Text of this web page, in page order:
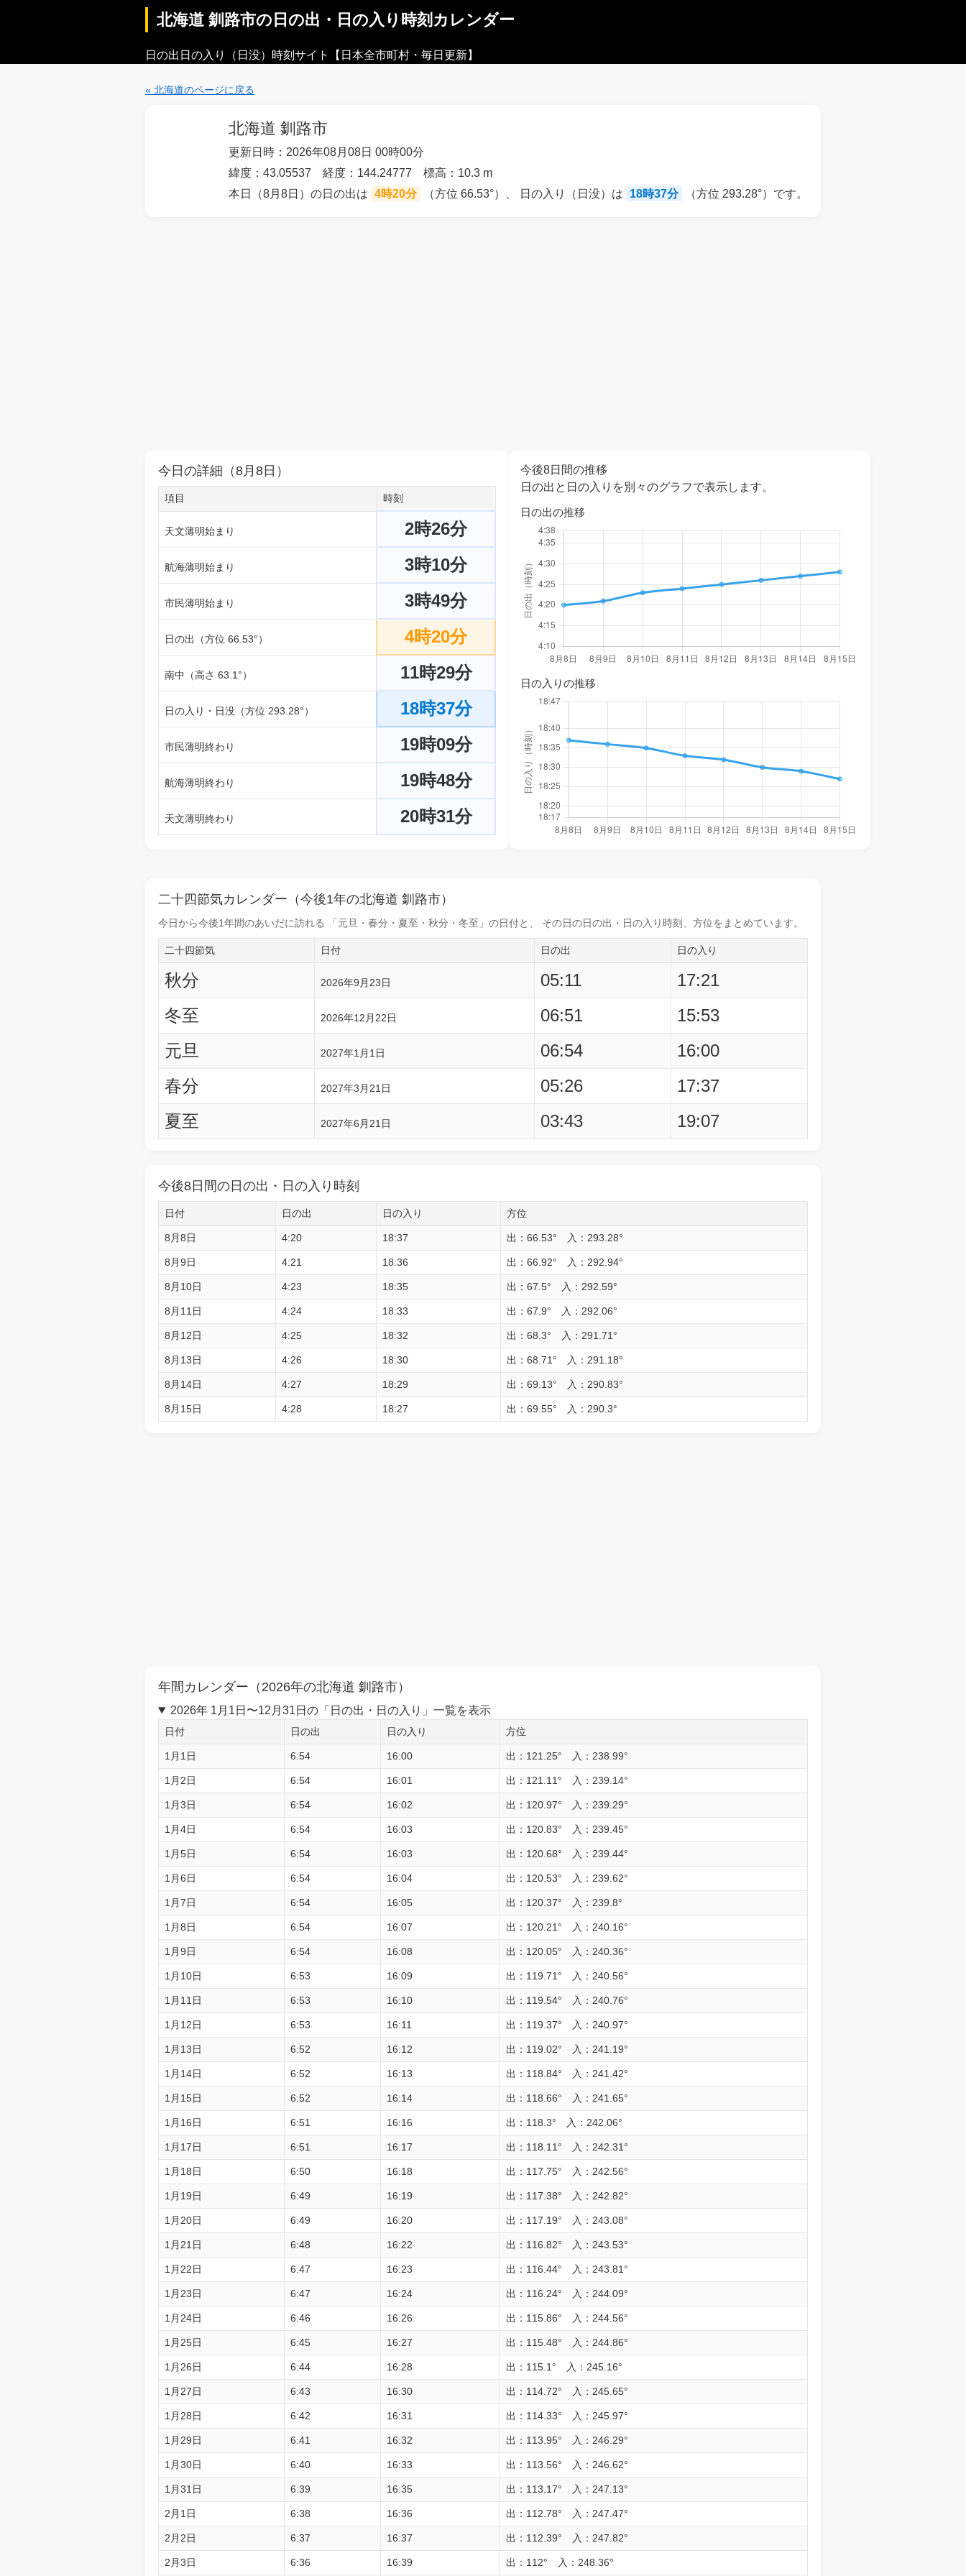
北海道 釧路市の日の出・日の入り時刻カレンダー
日の出日の入り（日没）時刻サイト【日本全市町村・毎日更新】
« 北海道のページに戻る
北海道 釧路市
更新日時：2026年08月08日 00時00分
緯度：43.05537 経度：144.24777 標高：10.3 m
本日（8月8日）の日の出は 4時20分 （方位 66.53°）、 日の入り（日没）は 18時37分 （方位 293.28°）です。
今日の詳細（8月8日）
項目 時刻
天文薄明始まり 2時26分
航海薄明始まり 3時10分
市民薄明始まり 3時49分
日の出（方位 66.53°） 4時20分
南中（高さ 63.1°） 11時29分
日の入り・日没（方位 293.28°） 18時37分
市民薄明終わり 19時09分
航海薄明終わり 19時48分
天文薄明終わり 20時31分
今後8日間の推移
日の出と日の入りを別々のグラフで表示します。
日の出の推移
日の入りの推移
二十四節気カレンダー（今後1年の北海道 釧路市）
今日から今後1年間のあいだに訪れる 「元旦・春分・夏至・秋分・冬至」の日付と、 その日の日の出・日の入り時刻 、方位をまとめています。
二十四節気 日付 日の出 日の入り
秋分 2026年9月23日 05:11
17:21
冬至
2026年12月22日 06:51
15:53
元旦
2027年1月1日 06:54
16:00
春分
2027年3月21日 05:26
17:37
夏至
2027年6月21日 03:43 19:07
今後8日間の日の出・日の入り時刻
日付 日の出 日の入り 方位
8月8日 4:20 18:37 出：66.53° 入：293.28°
8月9日 4:21 18:36 出：66.92° 入：292.94°
8月10日 4:23 18:35 出：67.5° 入：292.59°
8月11日 4:24 18:33 出：67.9° 入：292.06°
8月12日 4:25 18:32 出：68.3° 入：291.71°
8月13日 4:26 18:30 出：68.71° 入：291.18°
8月14日 4:27 18:29 出：69.13° 入：290.83°
8月15日 4:28 18:27 出：69.55° 入：290.3°
年間カレンダー（2026年の北海道 釧路市）
2026年 1月1日〜12月31日の「日の出・日の入り」一覧を表示
日付 日の出 日の入り 方位
1月1日 6:54 16:00 出：121.25° 入：238.99°
1月2日 6:54 16:01 出：121.11° 入：239.14°
1月3日 6:54 16:02 出：120.97° 入：239.29°
1月4日 6:54 16:03 出：120.83° 入：239.45°
1月5日 6:54 16:03 出：120.68° 入：239.44°
1月6日 6:54 16:04 出：120.53° 入：239.62°
1月7日 6:54 16:05 出：120.37° 入：239.8°
1月8日 6:54 16:07 出：120.21° 入：240.16°
1月9日 6:54 16:08 出：120.05° 入：240.36°
1月10日 6:53 16:09 出：119.71° 入：240.56°
1月11日 6:53 16:10 出：119.54° 入：240.76°
1月12日 6:53 16:11 出：119.37° 入：240.97°
1月13日 6:52 16:12 出：119.02° 入：241.19°
1月14日 6:52 16:13 出：118.84° 入：241.42°
1月15日 6:52 16:14 出：118.66° 入：241.65°
1月16日 6:51 16:16 出：118.3° 入：242.06°
1月17日 6:51 16:17 出：118.11° 入：242.31°
1月18日 6:50 16:18 出：117.75° 入：242.56°
1月19日 6:49 16:19 出：117.38° 入：242.82°
1月20日 6:49 16:20 出：117.19° 入：243.08°
1月21日 6:48 16:22 出：116.82° 入：243.53°
1月22日 6:47 16:23 出：116.44° 入：243.81°
1月23日 6:47 16:24 出：116.24° 入：244.09°
1月24日 6:46 16:26 出：115.86° 入：244.56°
1月25日 6:45 16:27 出：115.48° 入：244.86°
1月26日 6:44 16:28 出：115.1° 入：245.16°
1月27日 6:43 16:30 出：114.72° 入：245.65°
1月28日 6:42 16:31 出：114.33° 入：245.97°
1月29日 6:41 16:32 出：113.95° 入：246.29°
1月30日 6:40 16:33 出：113.56° 入：246.62°
1月31日 6:39 16:35 出：113.17° 入：247.13°
2月1日 6:38 16:36 出：112.78° 入：247.47°
2月2日 6:37 16:37 出：112.39° 入：247.82°
2月3日 6:36 16:39 出：112° 入：248.36°